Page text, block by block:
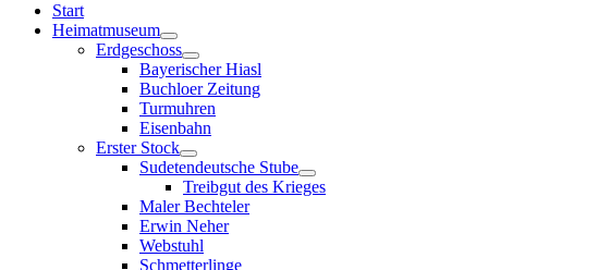
Start
Heimatmuseum
Show
sub
menu
Erdgeschoss
Show
sub
menu
Bayerischer Hiasl
Buchloer Zeitung
Turmuhren
Eisenbahn
Erster Stock
Show
sub
menu
Sudetendeutsche Stube
Show
sub
Treibgut des Krieges
Maler Bechteler
Erwin Neher
Webstuhl
Schmetterlinge